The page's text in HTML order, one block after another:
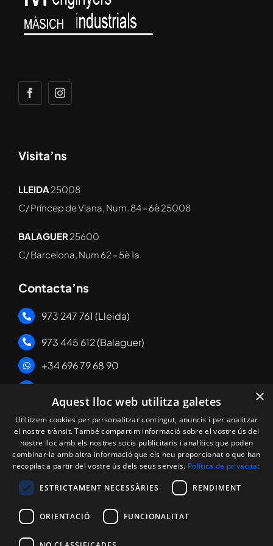
Visita’ns
LLEIDA 25008
C/ Príncep de Viana, Num. 84 – 6è25008
BALAGUER 25600
C/ Barcelona, Num 62 – 5è 1a
Contacta’ns
973 247 761 (Lleida)
973 445 612 (Balaguer)
+34 696 79 68 90
Enllaços Legals
·Política de cookies
·Política de privacitat
·Avís Legal
×
Aquest lloc web utilitza galetes
Utilitzem cookies per personalitzar contingut, anuncis i per analitzar
el nostre trànsit. També compartim informació sobre el vostre ús del
nostre lloc amb els nostres socis publicitaris i analítics que poden
combinar-la amb altra informació que els heu proporcionat o que han
recopilat a partir del vostre ús dels seus serveis. Política de privacitat
ESTRICTAMENT NECESSÀRIES RENDIMENT
ORIENTACIÓ FUNCIONALITAT